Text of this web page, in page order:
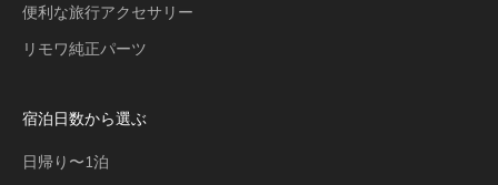
便利な旅行アクセサリー
リモワ純正パーツ
宿泊日数から選ぶ
日帰り〜1泊